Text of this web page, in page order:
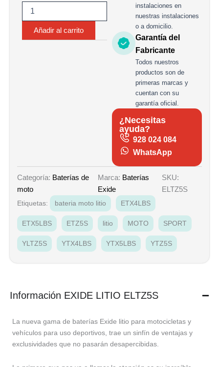
Añadir al carrito
instalaciones en
nuestras instalaciones
o a domicilio.
Garantía del
Fabricante
Todos nuestros
productos son de
primeras marcas y
cuentan con su
garantía oficial.
¿Necesitas
ayuda?
928 024 084
WhatsApp
Categoría: Baterías de
moto
Marca: Baterías
Exide
SKU:
ELTZ5S
Etiquetas: bateria moto litio ETX4LBS
ETX5LBS ETZ5S litio MOTO SPORT
YLTZ5S YTX4LBS YTX5LBS YTZ5S
Información EXIDE LITIO ELTZ5S
La nueva gama de baterías Exide litio para motocicletas y
vehículos para uso deportivos, trae un sinfín de ventajas y
exclusividades que no pasarán desapercibidas.